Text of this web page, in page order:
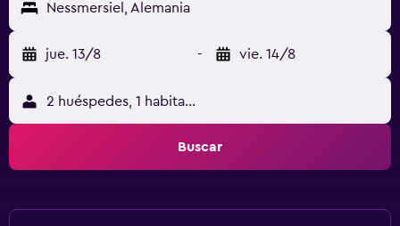
Nessmersiel, Alemania
jue. 13/8 - vie. 14/8
2 huéspedes, 1 habitación
Buscar